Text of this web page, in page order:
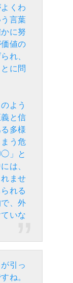
くわ
言葉
に努
値の
れ、
に問
よう
と信
多様
う危
」と
は、
ませ
れる
、外
いな
引っ
ね。